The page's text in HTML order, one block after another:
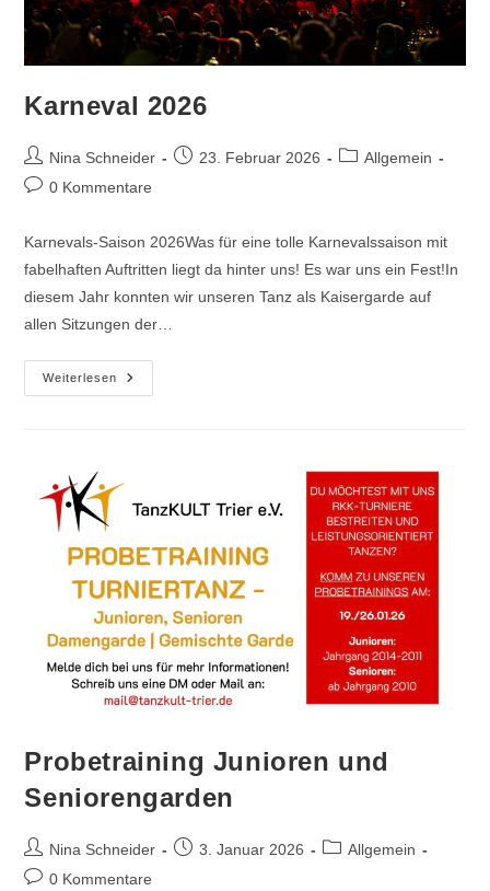
Karneval 2026
Beitrags-
Autor:
Nina Schneider
Beitrag23. Februar 2026
Beitrags-
Allgemein
Beitrags-
0 Kommentare
Karnevals-Saison 2026Was für eine tolle Karnevalssaison mit
fabelhaften Auftritten liegt da hinter uns! Es war uns ein Fest!In
diesem Jahr konnten wir unseren Tanz als Kaisergarde auf
allen Sitzungen der…
Weiterlesen
Karneval
2026
Probetraining Junioren und
Seniorengarden
Beitrags-
Autor:
Nina Schneider
Beitrag3. Januar 2026
Beitrags-
Allgemein
Beitrags-
0 Kommentare